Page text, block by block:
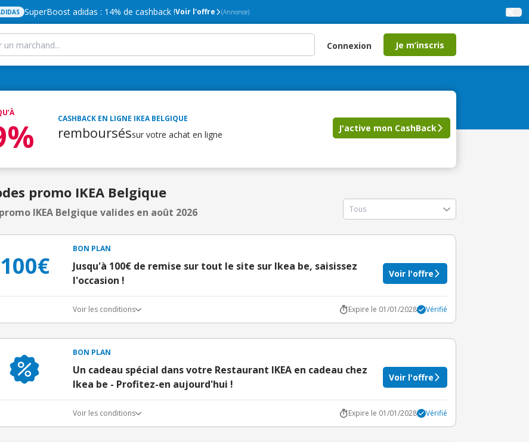
SuperBoost adidas : 14% de cashback !Voir l'offre (Annonce)
Connexion Je m’inscris
CASHBACK EN LIGNE IKEA BELGIQUE
rembourséssur votre achat en ligne
J'active mon CashBack
promo IKEA Belgique
IKEA Belgique valides en août 2026
100€
BON PLAN
Jusqu'à 100€ de remise sur tout le site sur Ikea be, saisissez
l'occasion !
Voir l'offre
Voir les conditions Expire le 01/01/2028 Vérifié
BON PLAN
Un cadeau spécial dans votre Restaurant IKEA en cadeau chez
Ikea be - Profitez-en aujourd'hui !
Voir l'offre
Voir les conditions Expire le 01/01/2028 Vérifié